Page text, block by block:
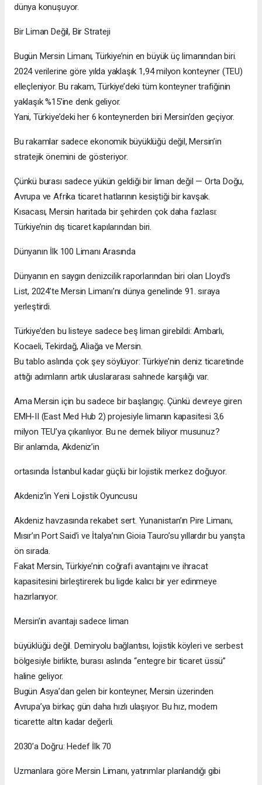
dünya konuşuyor.
Bir Liman Değil, Bir Strateji
Bugün Mersin Limanı, Türkiye’nin en büyük üç limanından biri.
2024 verilerine göre yılda yaklaşık 1,94 milyon konteyner (TEU)
elleçleniyor. Bu rakam, Türkiye’deki tüm konteyner trafiğinin
yaklaşık %15’ine denk geliyor.
Yani, Türkiye’deki her 6 konteynerden biri Mersin’den geçiyor.
Bu rakamlar sadece ekonomik büyüklüğü değil, Mersin’in
stratejik önemini de gösteriyor.
Çünkü burası sadece yükün geldiği bir liman değil — Orta Doğu,
Avrupa ve Afrika ticaret hatlarının kesiştiği bir kavşak.
Kısacası, Mersin haritada bir şehirden çok daha fazlası:
Türkiye’nin dış ticaret kapılarından biri.
Dünyanın İlk 100 Limanı Arasında
Dünyanın en saygın denizcilik raporlarından biri olan Lloyd’s
List, 2024’te Mersin Limanı’nı dünya genelinde 91. sıraya
yerleştirdi.
Türkiye’den bu listeye sadece beş liman girebildi: Ambarlı,
Kocaeli, Tekirdağ, Aliağa ve Mersin.
Bu tablo aslında çok şey söylüyor: Türkiye’nin deniz ticaretinde
attığı adımların artık uluslararası sahnede karşılığı var.
Ama Mersin için bu sadece bir başlangıç. Çünkü devreye giren
EMH-II (East Med Hub 2) projesiyle limanın kapasitesi 3,6
milyon TEU’ya çıkarılıyor. Bu ne demek biliyor musunuz?
Bir anlamda, Akdeniz’in
ortasında İstanbul kadar güçlü bir lojistik merkez doğuyor.
Akdeniz’in Yeni Lojistik Oyuncusu
Akdeniz havzasında rekabet sert. Yunanistan’ın Pire Limanı,
Mısır’ın Port Said’i ve İtalya’nın Gioia Tauro’su yıllardır bu yarışta
ön sırada.
Fakat Mersin, Türkiye’nin coğrafi avantajını ve ihracat
kapasitesini birleştirerek bu ligde kalıcı bir yer edinmeye
hazırlanıyor.
Mersin’in avantajı sadece liman
büyüklüğü değil. Demiryolu bağlantısı, lojistik köyleri ve serbest
bölgesiyle birlikte, burası aslında “entegre bir ticaret üssü”
haline geliyor.
Bugün Asya’dan gelen bir konteyner, Mersin üzerinden
Avrupa’ya birkaç gün daha hızlı ulaşıyor. Bu hız, modern
ticarette altın kadar değerli.
2030’a Doğru: Hedef İlk 70
Uzmanlara göre Mersin Limanı, yatırımlar planlandığı gibi